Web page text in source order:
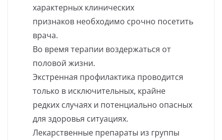
характерных клинических
признаков необходимо срочно посетить
врача.
Во время терапии воздержаться от
половой жизни.
Экстренная профилактика проводится
только в исключительных, крайне
редких случаях и потенциально опасных
для здоровья ситуациях.
Лекарственные препараты из группы